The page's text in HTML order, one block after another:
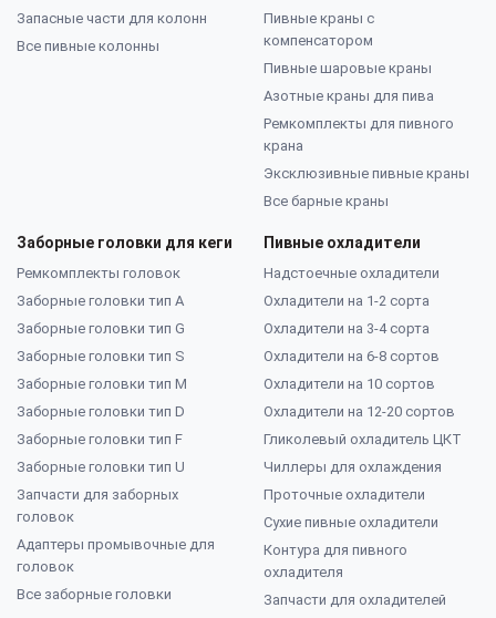
Запасные части для колонн
Все пивные колонны
Пивные краны с
компенсатором
Пивные шаровые краны
Азотные краны для пива
Ремкомплекты для пивного
крана
Эксклюзивные пивные краны
Все барные краны
Заборные головки для кеги
Ремкомплекты головок
Заборные головки тип А
Заборные головки тип G
Заборные головки тип S
Заборные головки тип M
Заборные головки тип D
Заборные головки тип F
Заборные головки тип U
Запчасти для заборных
головок
Адаптеры промывочные для
головок
Все заборные головки
Пивные охладители
Надстоечные охладители
Охладители на 1-2 сорта
Охладители на 3-4 сорта
Охладители на 6-8 сортов
Охладители на 10 сортов
Охладители на 12-20 сортов
Гликолевый охладитель ЦКТ
Чиллеры для охлаждения
Проточные охладители
Сухие пивные охладители
Контура для пивного
охладителя
Запчасти для охладителей